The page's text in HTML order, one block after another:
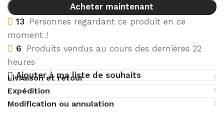
Acheter maintenant
13 Personnes regardant ce produit en ce
moment !
6 Produits vendus au cours des dernières 22
heures
Ajouter à ma liste de souhaits
Livraison et retour
Expédition
Modification ou annulation